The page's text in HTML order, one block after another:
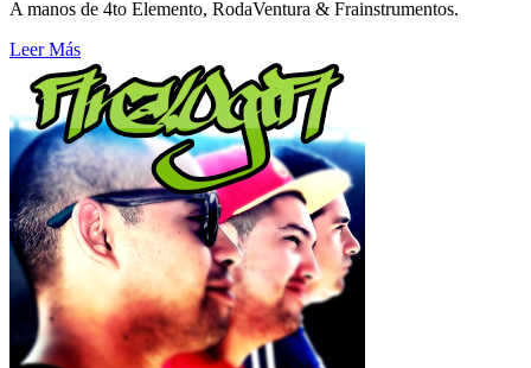
A manos de 4to Elemento, RodaVentura & Frainstrumentos.
Leer Más